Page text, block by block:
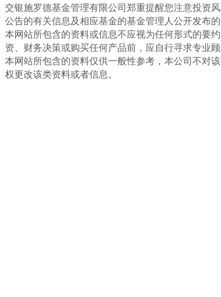
交银施罗德基金管理有限公司郑重提醒您注意投资
公告的有关信息及相应基金的基金管理人公开发布
本网站所包含的资料或信息不应视为任何形式的要
资、财务决策或购买任何产品前，应自行寻求专业
本网站所包含的资料仅供一般性参考，本公司不对
权更改该类资料或者信息。